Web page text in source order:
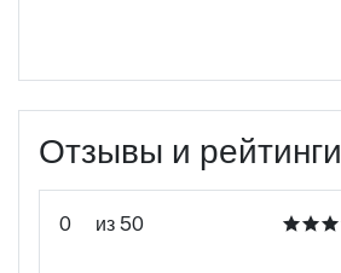
Отзывы и рейтинги
0 из 50